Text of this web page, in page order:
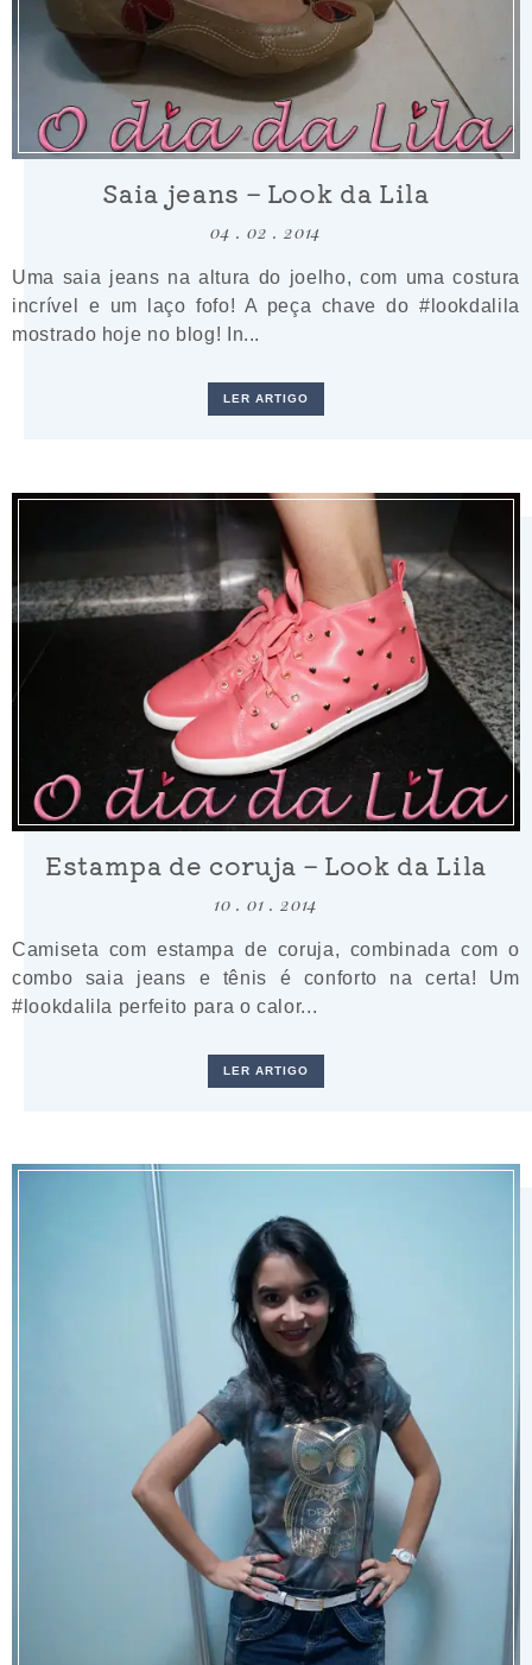
Saia jeans – Look da Lila
04 . 02 . 2014
Uma saia jeans na altura do joelho, com uma costura
incrível e um laço fofo! A peça chave do #lookdalila
mostrado hoje no blog! In...
LER ARTIGO
Estampa de coruja – Look da Lila
10 . 01 . 2014
Camiseta com estampa de coruja, combinada com o
combo saia jeans e tênis é conforto na certa! Um
#lookdalila perfeito para o calor...
LER ARTIGO